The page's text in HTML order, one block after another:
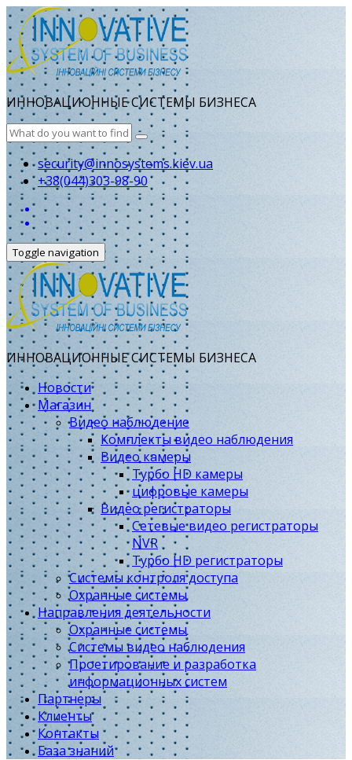
ИННОВАЦИОННЫЕ СИСТЕМЫ БИЗНЕСА
security@innosystems.kiev.ua
+38(044)303-98-90
Toggle navigation
ИННОВАЦИОННЫЕ СИСТЕМЫ БИЗНЕСА
Новости
Магазин
Видео наблюдение
Комплекты видео наблюдения
Видео камеры
Турбо HD камеры
цифровые камеры
Видео регистраторы
Сетевые видео регистраторы
NVR
Турбо HD регистраторы
Системы контроля доступа
Охранные системы
Направления деятельности
Охранные системы
Системы видео наблюдения
Проетирование и разработка
информационных систем
Партнеры
Клиенты
Контакты
База знаний